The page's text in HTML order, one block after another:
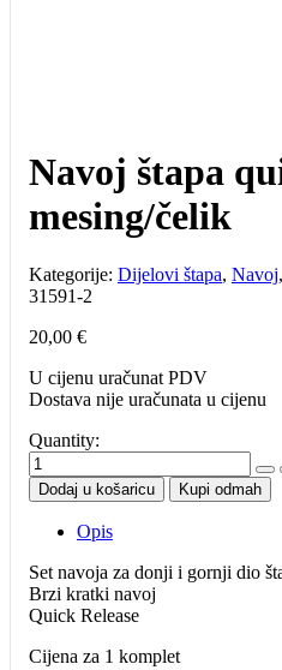
Navoj štapa
mesing/čelik
Kategorije: Dijelovi štapa, Navoj,
31591-2
20,00 €
U cijenu uračunat PDV
Dostava nije uračunata u cijenu
Quantity:
Navoj
štapa
quick
release
mesing/
čelik
količina
Dodaj u košaricu Kupi odmah
Opis
Set navoja za donji i gornji dio
Brzi kratki navoj
Quick Release
Cijena za 1 komplet